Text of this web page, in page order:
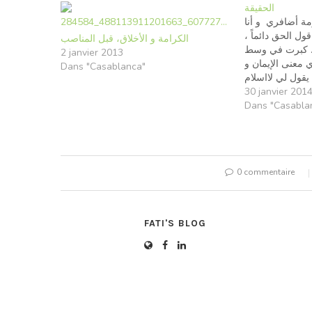
الكرامة و الأخلاق، قبل المناصب
2 janvier 2013
Dans "Casablanca"
الحقيقة
أضافري و أنا
الحق دائماً ،
كبرت في وسط
معنى الإيمان و
لي لااسلام
لا يكون مكتملا
30 janvier 2014
Dans
0 commentaire
FATI'S BLOG